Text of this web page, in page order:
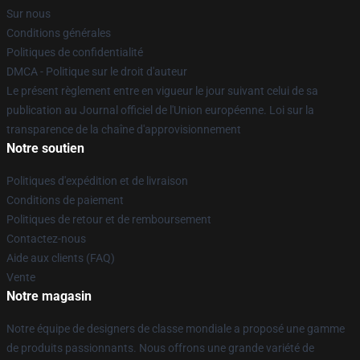
Sur nous
Conditions générales
Politiques de confidentialité
DMCA - Politique sur le droit d'auteur
Le présent règlement entre en vigueur le jour suivant celui de sa
publication au Journal officiel de l'Union européenne. Loi sur la
transparence de la chaîne d'approvisionnement
Notre soutien
Politiques d'expédition et de livraison
Conditions de paiement
Politiques de retour et de remboursement
Contactez-nous
Aide aux clients (FAQ)
Vente
Notre magasin
Notre équipe de designers de classe mondiale a proposé une gamme
de produits passionnants. Nous offrons une grande variété de